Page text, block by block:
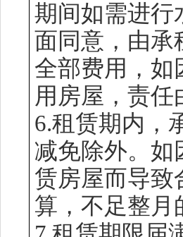
期间如需进行
面同意，由承
全部费用，如
用房屋，责
6.租赁期内，
减免除外。如
赁房屋而导致
算，不足整月